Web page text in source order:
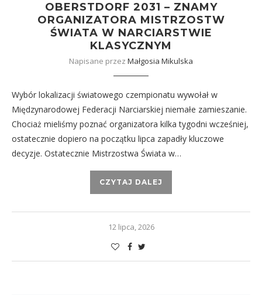
OBERSTDORF 2031 – ZNAMY
ORGANIZATORA MISTRZOSTW
ŚWIATA W NARCIARSTWIE
KLASYCZNYM
Napisane przez Małgosia Mikulska
Wybór lokalizacji światowego czempionatu wywołał w
Międzynarodowej Federacji Narciarskiej niemałe zamieszanie.
Chociaż mieliśmy poznać organizatora kilka tygodni wcześniej,
ostatecznie dopiero na początku lipca zapadły kluczowe
decyzje. Ostatecznie Mistrzostwa Świata w…
CZYTAJ DALEJ
12 lipca, 2026